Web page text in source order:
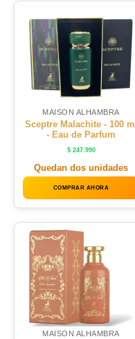
MAISON ALHAMBRA
Sceptre Malachite - 100 ml
- Eau de Parfum
$247.990
Quedan dos unidades
COMPRAR AHORA
MAISON ALHAMBRA